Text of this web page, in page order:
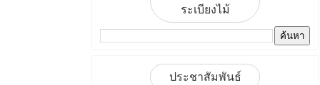
ระเบียงไม้
ประชาสัมพันธ์